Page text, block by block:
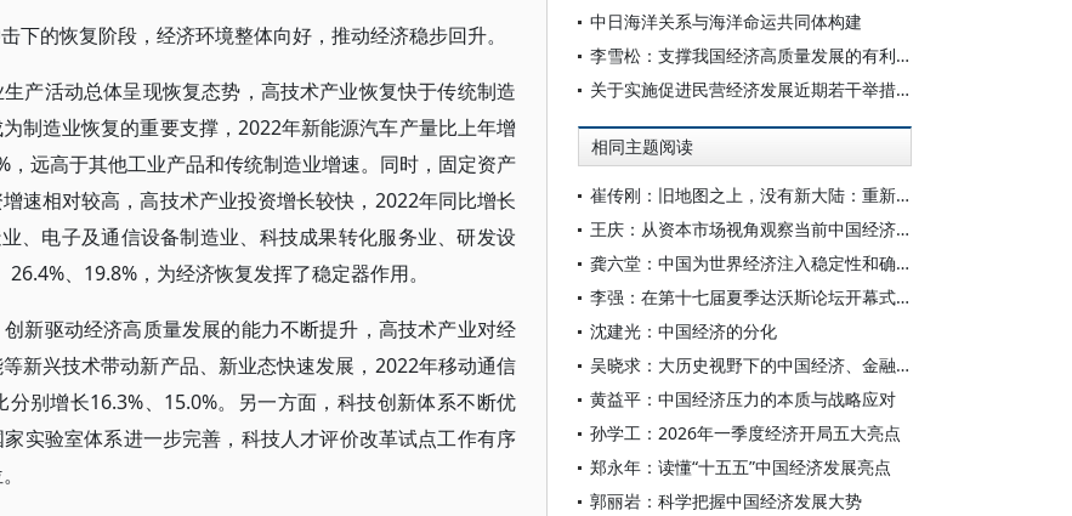
下的恢复阶段，经济环境整体向好，推动经济稳步回升。
产活动总体呈现恢复态势，高技术产业恢复快于传统制造
制造业恢复的重要支撑，2022年新能源汽车产量比上年增
远高于其他工业产品和传统制造业增速。同时，固定资产
速相对较高，高技术产业投资增长较快，2022年同比增长
、电子及通信设备制造业、科技成果转化服务业、研发设
、19.8%，为经济恢复发挥了稳定器作用。
新驱动经济高质量发展的能力不断提升，高技术产业对经
新兴技术带动新产品、新业态快速发展，2022年移动通信
别增长16.3%、15.0%。另一方面，科技创新体系不断优
实验室体系进一步完善，科技人才评价改革试点工作有序
中日海洋关系与海洋命运共同体构建
李雪松：支撑我国经济高质量发展的有利条件仍然坚实
关于实施促进民营经济发展近期若干举措的通知
相同主题阅读
崔传刚：旧地图之上，没有新大陆：重新理解中国经济的范式跃迁
王庆：从资本市场视角观察当前中国经济的结构特征
龚六堂：中国为世界经济注入稳定性和确定性
李强：在第十七届夏季达沃斯论坛开幕式上的致辞
沈建光：中国经济的分化
吴晓求：大历史视野下的中国经济、金融和资本市场
黄益平：中国经济压力的本质与战略应对
孙学工：2026年一季度经济开局五大亮点
郑永年：读懂“十五五”中国经济发展亮点
郭丽岩：科学把握中国经济发展大势